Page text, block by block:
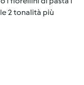
2 tonalità più